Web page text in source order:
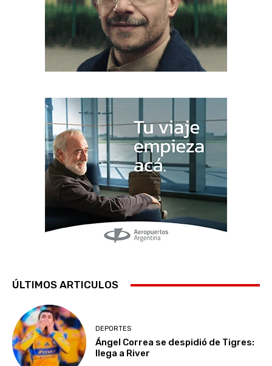
ÚLTIMOS ARTICULOS
DEPORTES
Ángel Correa se despidió de Tigres:
llega a River